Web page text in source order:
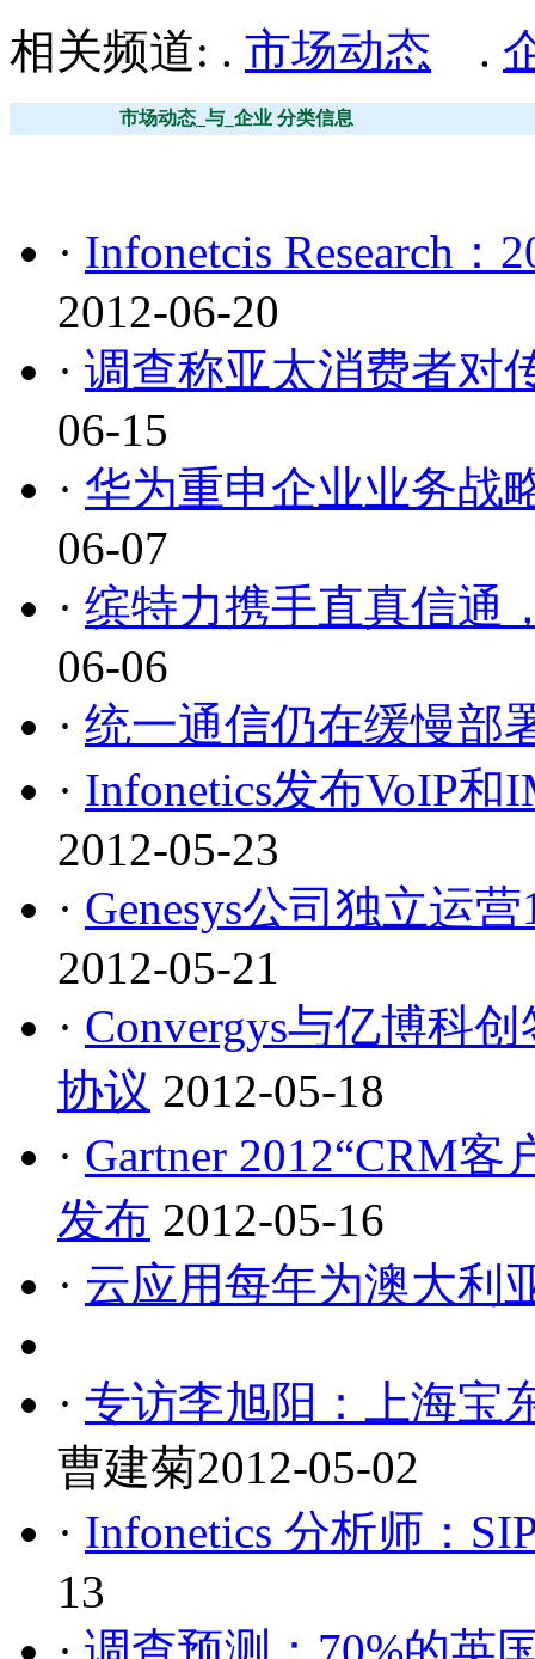
相关频道: . 市场动态 .
市场动态_与_企业 分类信息
· Infonetcis Research
2012-06-20
· 调查称亚太消费者对
06-15
· 华为重申企业业务战
06-07
· 缤特力携手直真信通
06-06
· 统一通信仍在缓慢部
· Infonetics发布VoIP
2012-05-23
· Genesys公司独立运
2012-05-21
· Convergys与亿博科
协议 2012-05-18
· Gartner 2012“CRM
发布 2012-05-16
· 云应用每年为澳大利
· 专访李旭阳：上海宝
曹建菊2012-05-02
· Infonetics 分析师：
13